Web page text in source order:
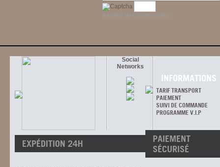
Ajouter un commentaire
Social
Networks
INFORMATIONS
TARIF TRANSPORT
PAIEMENT
SUIVI DE COMMANDE
PROGRAMME V.I.P
EXPÉDITION 24H
PAIEMENT
SÉCURISÉ